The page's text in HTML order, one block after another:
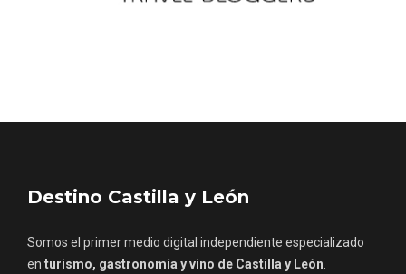
enturismo, gastronomía y vino de Castilla y León.
Moradillo de Roa